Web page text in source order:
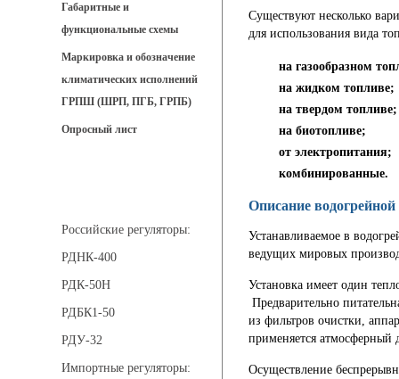
Габаритные и
функциональные схемы
Маркировка и обозначение
климатических исполнений
ГРПШ (ШРП, ПГБ, ГРПБ)
Опросный лист
Российские регуляторы:
РДНК-400
РДК-50Н
РДБК1-50
РДУ-32
Импортные регуляторы:
Существуют несколько
для использования вида
на газообразном
на жидком топливе;
на твердом топливе;
на биотопливе;
от электропитания;
комбинированные.
Описание водогрейной
Устанавливаемое в
ведущих мировых
Установка имеет один
Предварительно
из фильтров очистки,
применяется атмосферный
Осуществление